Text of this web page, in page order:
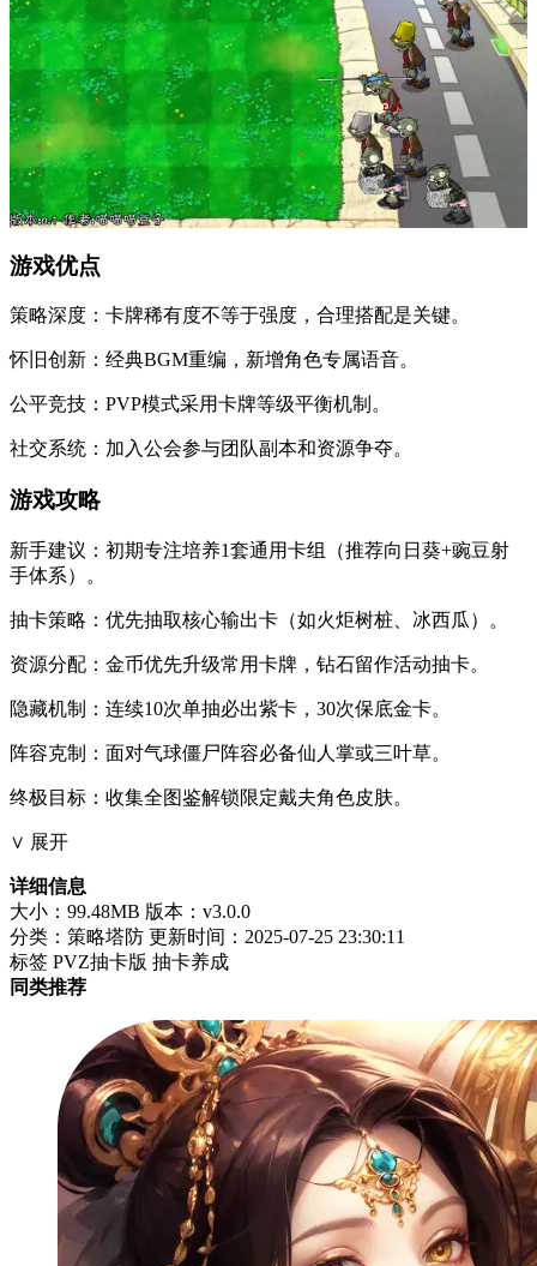
游戏优点
策略深度：卡牌稀有度不等于强度，合理搭配是关键。
怀旧创新：经典BGM重编，新增角色专属语音。
公平竞技：PVP模式采用卡牌等级平衡机制。
社交系统：加入公会参与团队副本和资源争夺。
游戏攻略
新手建议：初期专注培养1套通用卡组（推荐向日葵+豌豆射
手体系）。
抽卡策略：优先抽取核心输出卡（如火炬树桩、冰西瓜）。
资源分配：金币优先升级常用卡牌，钻石留作活动抽卡。
隐藏机制：连续10次单抽必出紫卡，30次保底金卡。
阵容克制：面对气球僵尸阵容必备仙人掌或三叶草。
终极目标：收集全图鉴解锁限定戴夫角色皮肤。
∨ 展开
详细信息
大小：99.48MB 版本：v3.0.0
分类：策略塔防 更新时间：2025-07-25 23:30:11
标签 PVZ抽卡版 抽卡养成
同类推荐